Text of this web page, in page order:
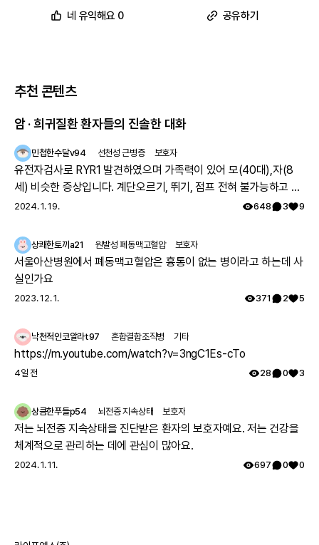
네 유익해요 0 공유하기
추천 콘텐츠
암 · 희귀질환 환자들의 진솔한 대화
민첩한수달v94 선천성 근병증 보호자
유전자검사로 RYR1 발견하였으며 가족력이 있어 모(40대),자(8
세) 비슷한 증상입니다. 계단오르기, 뛰기, 점프 전혀 불가능하고 전
체적으로 몸의 힘이 부족하지만 위의 불가능한점을 빼고는 힘들지
를 보았으나 그당시에는 아킬레스건이 짧아서 그런거라고 운동 열
심히 하라는 답을 듣고 쭉 지내다가 출산후 첫째아이도 같은 증상으
로 서울대병원 방문하여 근육병의심으로 여러 검사를 하였으나 정
은 케이스가 있나 알아보기로 하고 주기적으로 외래만 다녔습니다.
자 모두 최종진단 받았어요. 이 글 작성후 한달뒤, 오늘 서울대 외래
에 가서 말씀드리니 아니라고, 잘못된 검사결과라고 찾고 있는중이
니 기다려보자고 하십니다 ㅠㅠ
2024. 1. 19. 648 3 9
상쾌한토끼a21 원발성 폐동맥고혈압 보호자
서울아산병원에서 폐동맥고혈압은 흉통이 없는 병이라고 하는데 사
실인가요
2023. 12. 1. 371 2 5
낙천적인코알라t97 혼합결합조직병 기타
https://m.youtube.com/watch?v=3ngC1Es-cTo
4일 전 28 0 3
상큼한푸들p54 뇌전증 지속상태 보호자
저는 뇌전증 지속상태을 진단받은 환자의 보호자예요. 저는 건강을
체계적으로 관리하는 데에 관심이 많아요.
2024. 1. 11. 697 0 0